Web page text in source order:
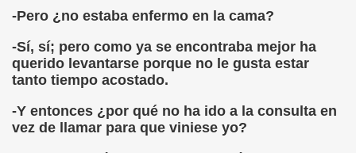
-Pero ¿no estaba enfermo en la cama?
-Sí, sí; pero como ya se encontraba mejor ha
querido levantarse porque no le gusta estar
tanto tiempo acostado.
-Y entonces ¿por qué no ha ido a la consulta en
vez de llamar para que viniese yo?